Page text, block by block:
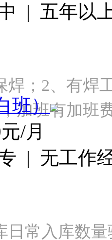
| 五年以
焊；2、有焊
加班有加
班）
/月
| 无工作
日常入库数